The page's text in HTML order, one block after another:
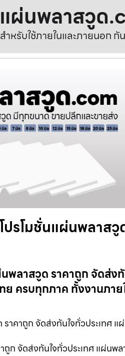
แผ่นพลาสวูด
หรับใช้ภายในและภายนอก กั
รโมชั่นแผ่นพลาสวู
พลาสวูด ราคาถูก จัดส่ง
ครบทุกภาค ทั้งงานภา
าคาถูก จัดส่งทันใจทั่วประเทศ
ก จัดส่งทันใจทั่วประเทศ แผ่น